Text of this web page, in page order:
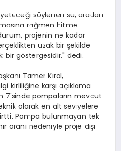
yeteceği söylenen su, aradan
rağmen bitme
projenin ne kadar
uzak bir şekilde
bir göstergesidir." dedi.
Tamer Kıral,
kirliliğine karşı açıklama
7'sinde pompaların mevcut
olarak en alt seviyelere
Pompa bulunmayan tek
oranı nedeniyle proje dışı